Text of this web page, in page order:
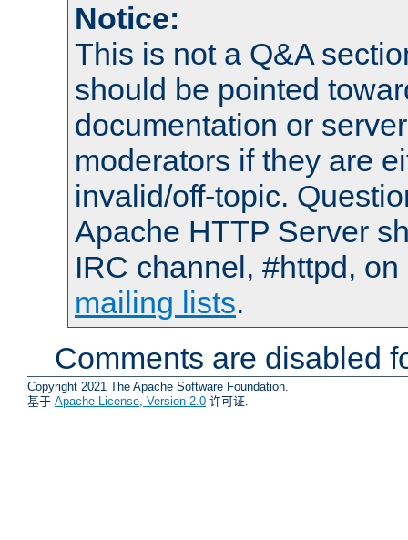
Notice:
This is not a Q&A
should be pointed
documentation or
moderators if they are
invalid/off-topic.
Apache HTTP Server
IRC channel, #httpd,
mailing lists.
Comments are disabled
Copyright 2021 The Apache Software Foundation.
基于 Apache License, Version 2.0 许可证.